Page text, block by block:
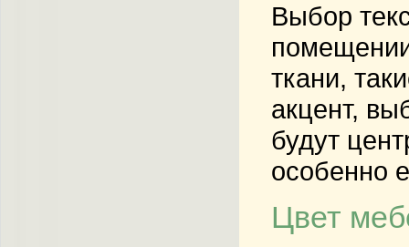
Выбор
ткани,
акцент,
будут
особенно
Цвет